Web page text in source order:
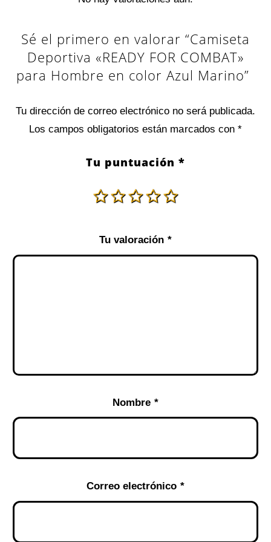
Sé el primero en valorar “Camiseta
Deportiva «READY FOR COMBAT»
para Hombre en color Azul Marino”
Tu dirección de correo electrónico no será publicada.
Los campos obligatorios están marcados con *
Tu puntuación *
Tu valoración *
Nombre *
Correo electrónico *